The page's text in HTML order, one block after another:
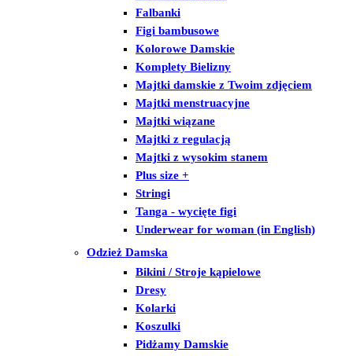
Falbanki
Figi bambusowe
Kolorowe Damskie
Komplety Bielizny
Majtki damskie z Twoim zdjęciem
Majtki menstruacyjne
Majtki wiązane
Majtki z regulacją
Majtki z wysokim stanem
Plus size +
Stringi
Tanga - wycięte figi
Underwear for woman (in English)
Odzież Damska
Bikini / Stroje kąpielowe
Dresy
Kolarki
Koszulki
Pidżamy Damskie